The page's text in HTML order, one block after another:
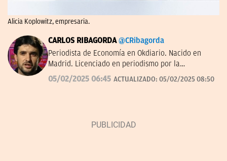
Alicia Koplowitz, empresaria.
CARLOS RIBAGORDA @CRibagorda
Periodista de Economía en Okdiario. Nacido en
Madrid. Licenciado en periodismo por la
Universidad Complutense.
05/02/2025 06:45 ACTUALIZADO: 05/02/2025 08:50